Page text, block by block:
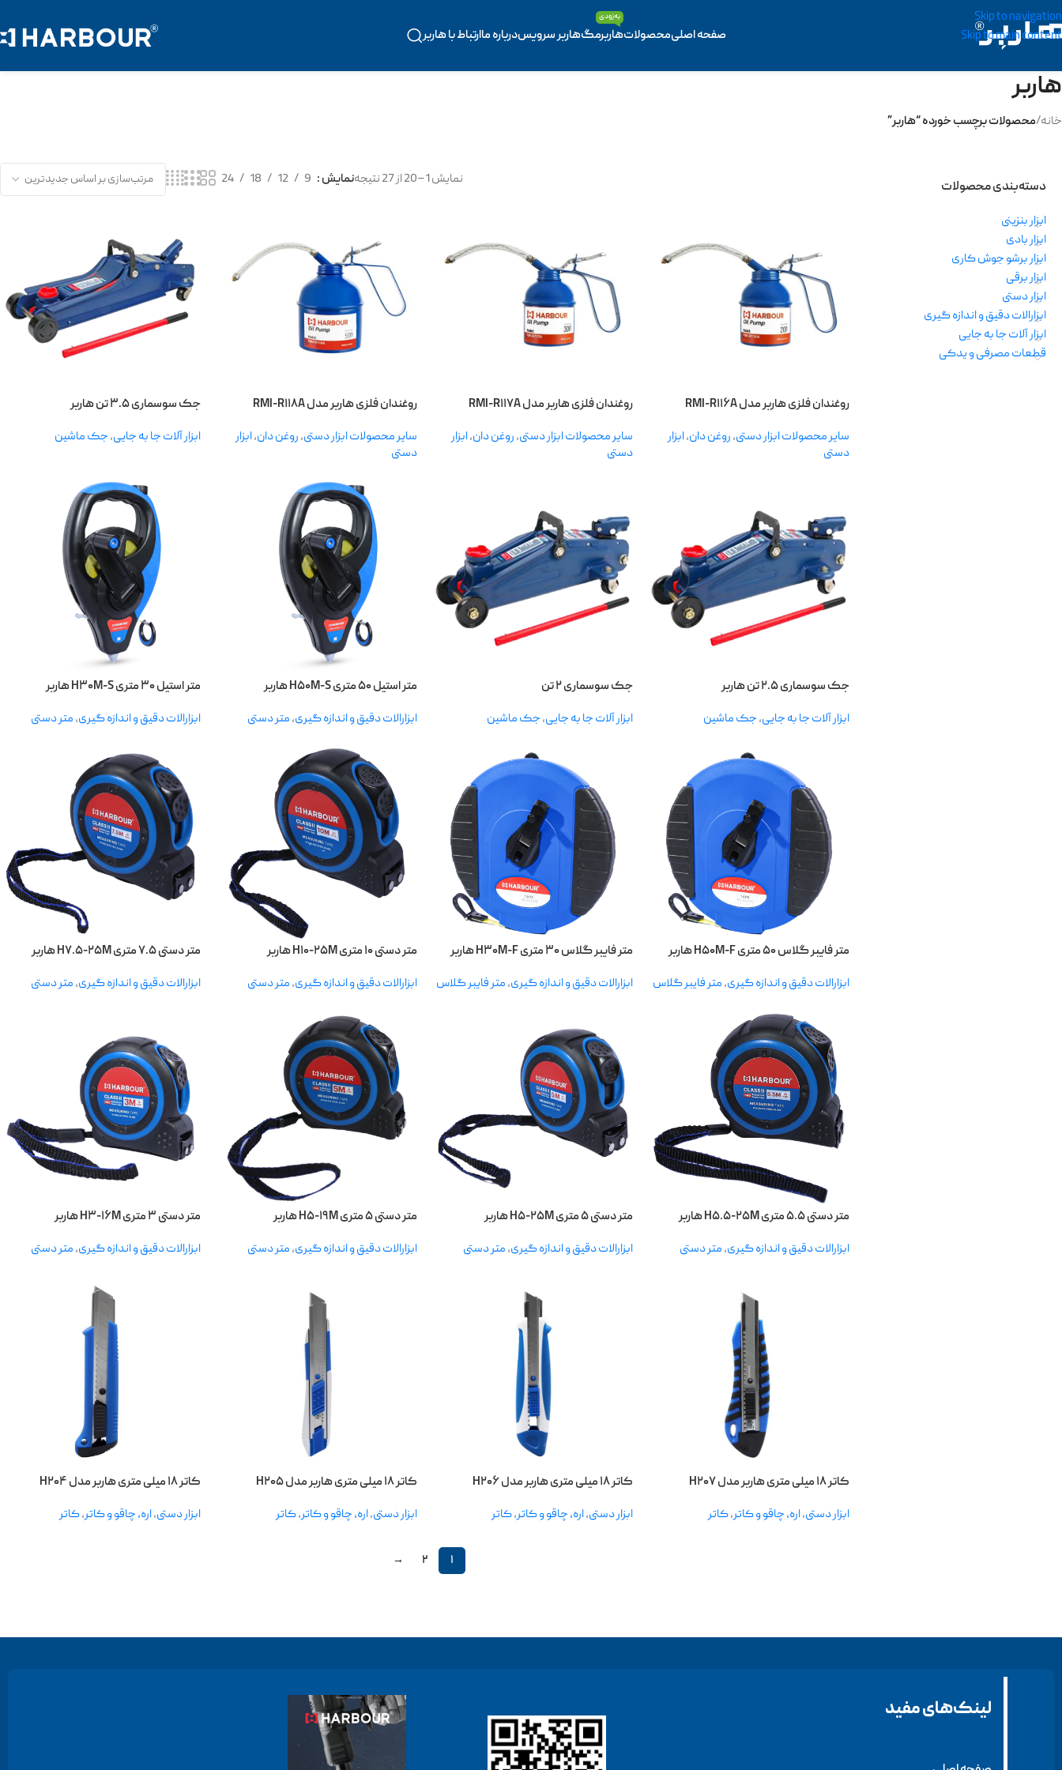
Skip to navigation
Skip to main content
صفحه اصلیمحصولات
دمنده و
هاربرمگ
به‌زودی
هاربر سرویسدرباره ماارتباط با هاربر
هاربر
خانه/محصولات برچسب خورده “هاربر”
دسته‌بندی محصولات
ابزار بنزینی
ابزار بادی
ابزار برشو جوش کاری
ابزار برقی
ابزار دستی
ابزارالات دقیق و اندازه گیری
ابزار آلات جا به جایی
قطعات مصرفی و یدکی
نمایش 1–20 از 27 نتیجه نمایش 9
12
18
24
روغندان فلزی هاربر مدل RMI-R۱۱۶A
سایر محصولات ابزار دستی,روغن دان,ابزار
دستی
روغندان فلزی هاربر مدل RMI-R۱۱۷A
سایر محصولات ابزار دستی,روغن دان,ابزار
دستی
روغندان فلزی هاربر مدل RMI-R۱۱۸A
سایر محصولات ابزار دستی,روغن دان,ابزار
دستی
جک سوسماری ۳.۵ تن هاربر
ابزار آلات جا به جایی,جک ماشین
جک سوسماری ۲.۵ تن هاربر
ابزار آلات جا به جایی,جک ماشین
جک سوسماری ۲ تن
ابزار آلات جا به جایی,جک ماشین
متر استیل ۵۰ متری H۵۰M-S هاربر
ابزارالات دقیق و اندازه گیری,متر دستی
متر استیل ۳۰ متری H۳۰M-S هاربر
ابزارالات دقیق و اندازه گیری,متر دستی
متر فایبر گلاس ۵۰ متری H۵۰M-F هاربر
ابزارالات دقیق و اندازه گیری,متر فایبر گلاس
متر فایبر گلاس ۳۰ متری H۳۰M-F هاربر
ابزارالات دقیق و اندازه گیری,متر فایبر گلاس
متر دستی ۱۰ متری H۱۰-۲۵M هاربر
ابزارالات دقیق و اندازه گیری,متر دستی
متر دستی ۷.۵ متری H۷.۵-۲۵M هاربر
ابزارالات دقیق و اندازه گیری,متر دستی
متر دستی ۵.۵ متری H۵.۵-۲۵M هاربر
ابزارالات دقیق و اندازه گیری,متر دستی
متر دستی ۵ متری H۵-۲۵M هاربر
ابزارالات دقیق و اندازه گیری,متر دستی
متر دستی ۵ متری H۵-۱۹M هاربر
ابزارالات دقیق و اندازه گیری,متر دستی
متر دستی ۳ متری H۳-۱۶M هاربر
ابزارالات دقیق و اندازه گیری,متر دستی
کاتر ۱۸ میلی متری هاربر مدل H۲۰۷
ابزار دستی,اره، چاقو و کاتر,کاتر
کاتر ۱۸ میلی متری هاربر مدل H۲۰۶
ابزار دستی,اره، چاقو و کاتر,کاتر
کاتر ۱۸ میلی متری هاربر مدل H۲۰۵
ابزار دستی,اره، چاقو و کاتر,کاتر
کاتر ۱۸ میلی متری هاربر مدل H۲۰۴
ابزار دستی,اره، چاقو و کاتر,کاتر
۱ ۲ →
لینک‌های مفید